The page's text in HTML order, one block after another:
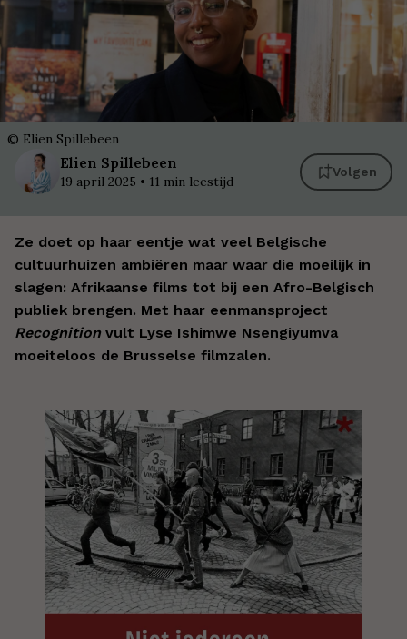
© Elien Spillebeen
Elien Spillebeen
19 april 2025 • 11 min leestijd
Volgen
Ze doet op haar eentje wat veel Belgische
cultuurhuizen ambiëren maar waar die moeilijk in
slagen: Afrikaanse films tot bij een Afro-Belgisch
publiek brengen. Met haar eenmansproject
Recognition vult Lyse Ishimwe Nsengiyumva
moeiteloos de Brusselse filmzalen.